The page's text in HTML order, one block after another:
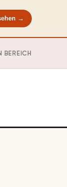
→
BEREICH